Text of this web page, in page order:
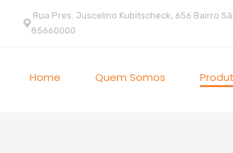
Rua Pres. Juscelino Kubitscheck, 656 Bairro
85660000
Home Quem Somos